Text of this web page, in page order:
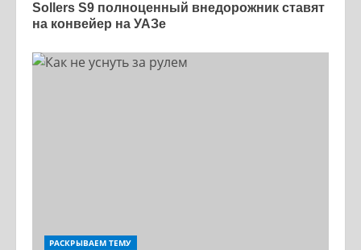
Sollers S9 полноценный внедорожник ставят
на конвейер на УАЗе
РАСКРЫВАЕМ ТЕМУ